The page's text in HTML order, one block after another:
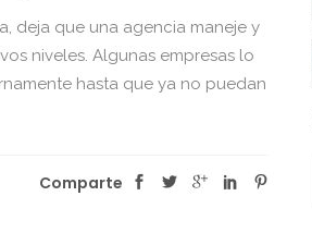
deja que una agencia maneje y
niveles. Algunas empresas lo
hasta que ya no puedan
Comparte